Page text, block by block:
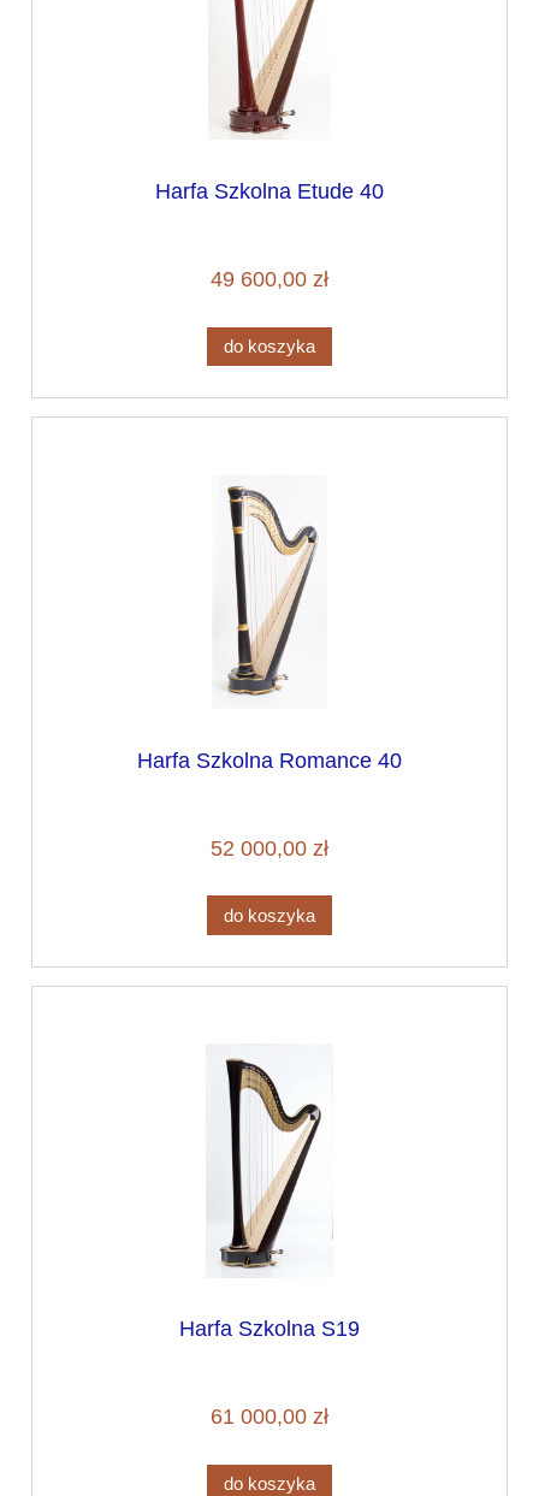
Harfa Szkolna Etude 40
49 600,00 zł
do koszyka
Harfa Szkolna Romance 40
52 000,00 zł
do koszyka
Harfa Szkolna S19
61 000,00 zł
do koszyka